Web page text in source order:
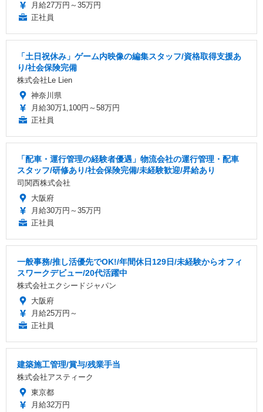
月給27万円～35万円
正社員
「土日祝休み」ゲーム内映像の編集スタッフ/資格取得支援あ
り/社会保険完備
株式会社Le Lien
神奈川県
月給30万1,100円～58万円
正社員
「配車・運行管理の経験者優遇」物流会社の運行管理・配車
スタッフ/研修あり/社会保険完備/未経験歓迎/昇給あり
司関西株式会社
大阪府
月給30万円～35万円
正社員
一般事務/推し活優先でOK!/年間休日129日/未経験からオフィ
スワークデビュー/20代活躍中
株式会社エクシードジャパン
大阪府
月給25万円～
正社員
建築施工管理/賞与/残業手当
株式会社アスティーク
東京都
月給32万円